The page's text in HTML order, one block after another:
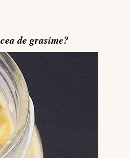
de grasime?